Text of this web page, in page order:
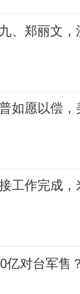
、郑丽文
如愿以偿
工作完成
亿对台军售